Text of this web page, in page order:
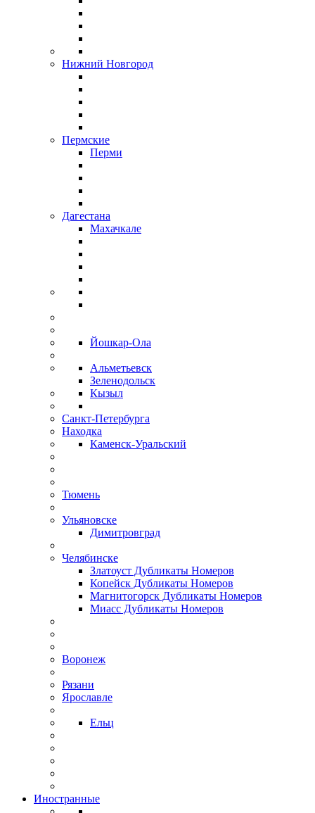
Нижний Новгород
Пермские
Перми
Дагестана
Махачкале
Йошкар-Ола
Альметьевск
Зеленодольск
Кызыл
Санкт-Петербурга
Находка
Каменск-Уральский
Тюмень
Ульяновске
Димитровград
Челябинске
Златоуст Дубликаты Номеров
Копейск Дубликаты Номеров
Магнитогорск Дубликаты Номеров
Миасс Дубликаты Номеров
Воронеж
Рязани
Ярославле
Ельц
Иностранные